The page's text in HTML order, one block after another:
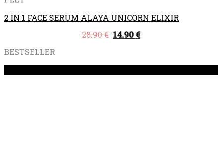
2 IN 1 FACE SERUM ALAYA UNICORN ELIXIR
28.90€ 14.90 €
BESTSELLER